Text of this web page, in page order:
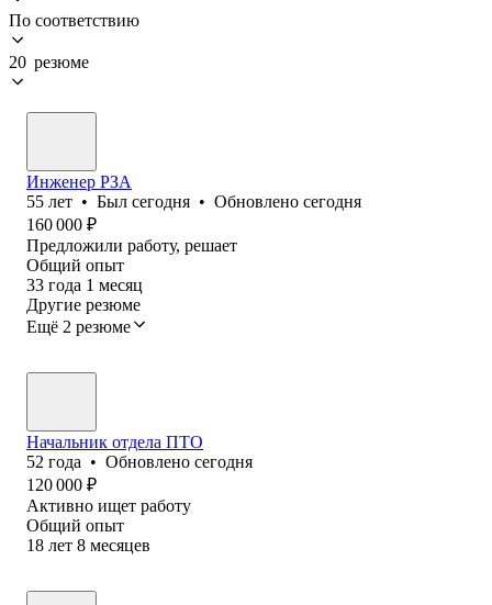
По соответствию
20 резюме
Инженер РЗА
55 лет • Был сегодня • Обновлено сегодня
160 000 ₽
Предложили работу, решает
Общий опыт
33 года 1 месяц
Другие резюме
Ещё 2 резюме
Начальник отдела ПТО
52 года • Обновлено сегодня
120 000 ₽
Активно ищет работу
Общий опыт
18 лет 8 месяцев